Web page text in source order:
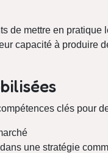
de mettre en
capacité à produire
clés pour
une stratégie